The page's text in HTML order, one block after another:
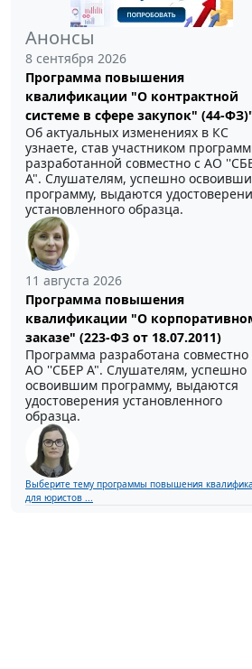
Анонсы
8 сентября 2026
Программа повышения
квалификации "О контрактной
системе в сфере закупок" (44-
Об актуальных изменениях в КС
узнаете, став участником
разработанной совместно с АО
А". Слушателям, успешно
программу, выдаются
установленного образца.
11 августа 2026
Программа повышения
квалификации "О
заказе" (223-ФЗ от 18.07.2011)
Программа разработана совместно
АО ''СБЕР А". Слушателям, успешно
освоившим программу, выдаются
удостоверения установленного
образца.
Выберите тему программы повышения
для юристов ...